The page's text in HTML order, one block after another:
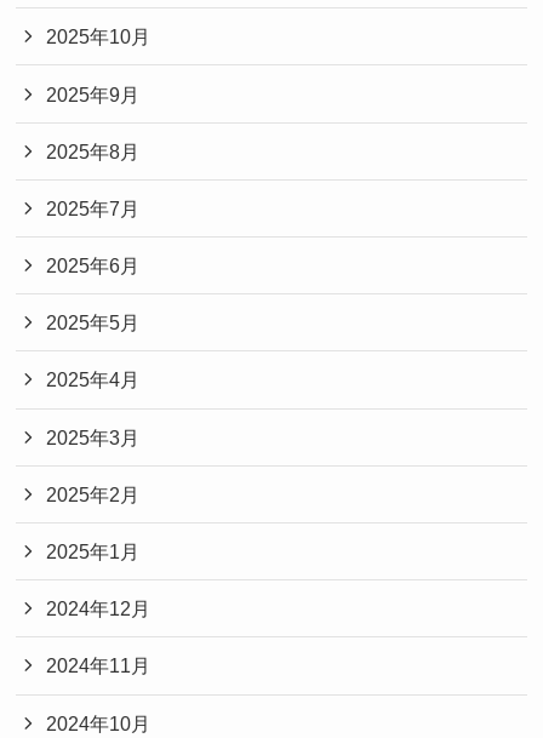
2025年10月
2025年9月
2025年8月
2025年7月
2025年6月
2025年5月
2025年4月
2025年3月
2025年2月
2025年1月
2024年12月
2024年11月
2024年10月